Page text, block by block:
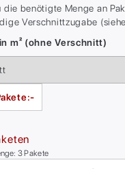
die benötigte Menge an
Verschnittzugabe
m² (ohne Verschnitt)
-
3Pakete